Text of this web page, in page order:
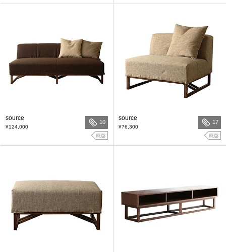
source
¥124,000
10
廃盤
source
¥76,300
17
廃盤